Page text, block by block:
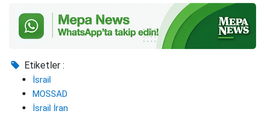
Etiketler :
İsrail
MOSSAD
İsrail İran